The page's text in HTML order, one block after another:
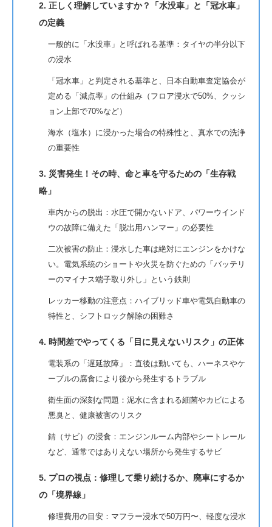
2. 正しく理解していますか？「水没車」と「冠水車」
の定義
一般的に「水没車」と呼ばれる基準：タイヤの半分以下
の浸水
「冠水車」と判定される基準と、日本自動車査定協会が
定める「減点率」の仕組み（フロア浸水で50%、クッシ
ョン上部で70%など）
海水（塩水）に浸かった場合の特殊性と、真水での洗浄
の重要性
3. 災害発生！その時、命と車を守るための「生存戦
略」
車内からの脱出：水圧で開かないドア、パワーウインド
ウの故障に備えた「脱出用ハンマー」の必要性
二次被害の防止：浸水した車は絶対にエンジンをかけな
い。電気系統のショートや火災を防ぐための「バッテリ
ーのマイナス端子取り外し」という鉄則
レッカー移動の注意点：ハイブリッド車や電気自動車の
特性と、シフトロック解除の困難さ
4. 時間差でやってくる「目に見えないリスク」の正体
電装系の「遅延故障」：直後は動いても、ハーネスやケ
ーブルの腐食により後から発生するトラブル
衛生面の深刻な問題：泥水に含まれる細菌やカビによる
悪臭と、健康被害のリスク
錆（サビ）の浸食：エンジンルーム内部やシートレール
など、通常ではありえない場所から発生するサビ
5. プロの視点：修理して乗り続けるか、廃車にするか
の「境界線」
修理費用の目安：マフラー浸水で50万円〜、軽度な浸水